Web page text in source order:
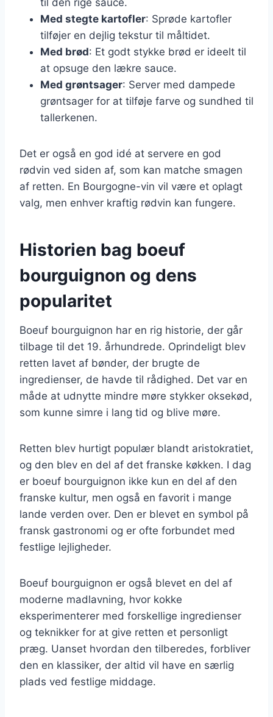
Med stegte kartofler: Sprøde kartofler
tilføjer en dejlig tekstur til måltidet.
Med brød: Et godt stykke brød er ideelt til
at opsuge den lækre sauce.
Med grøntsager: Server med dampede
grøntsager for at tilføje farve og sundhed til
tallerkenen.
Det er også en god idé at servere en god
rødvin ved siden af, som kan matche smagen
af retten. En Bourgogne-vin vil være et oplagt
valg, men enhver kraftig rødvin kan fungere.
Historien bag boeuf
bourguignon og dens
popularitet
Boeuf bourguignon har en rig historie, der går
tilbage til det 19. århundrede. Oprindeligt blev
retten lavet af bønder, der brugte de
ingredienser, de havde til rådighed. Det var en
måde at udnytte mindre møre stykker oksekød,
som kunne simre i lang tid og blive møre.
Retten blev hurtigt populær blandt aristokratiet,
og den blev en del af det franske køkken. I dag
er boeuf bourguignon ikke kun en del af den
franske kultur, men også en favorit i mange
lande verden over. Den er blevet en symbol på
fransk gastronomi og er ofte forbundet med
festlige lejligheder.
Boeuf bourguignon er også blevet en del af
moderne madlavning, hvor kokke
eksperimenterer med forskellige ingredienser
og teknikker for at give retten et personligt
præg. Uanset hvordan den tilberedes, forbliver
den en klassiker, der altid vil have en særlig
plads ved festlige middage.